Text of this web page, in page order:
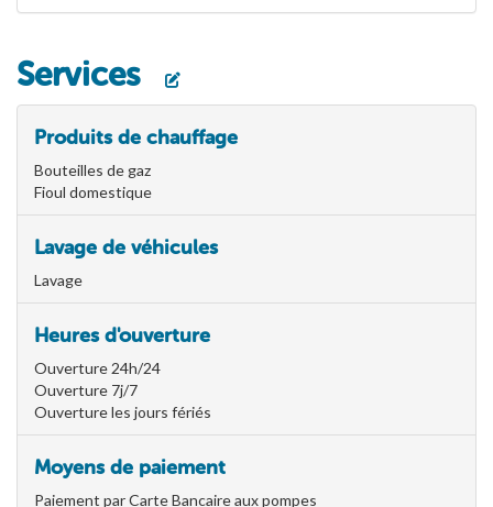
Services
Produits de chauffage
Bouteilles de gaz
Fioul domestique
Lavage de véhicules
Lavage
Heures d'ouverture
Ouverture 24h/24
Ouverture 7j/7
Ouverture les jours fériés
Moyens de paiement
Paiement par Carte Bancaire aux pompes